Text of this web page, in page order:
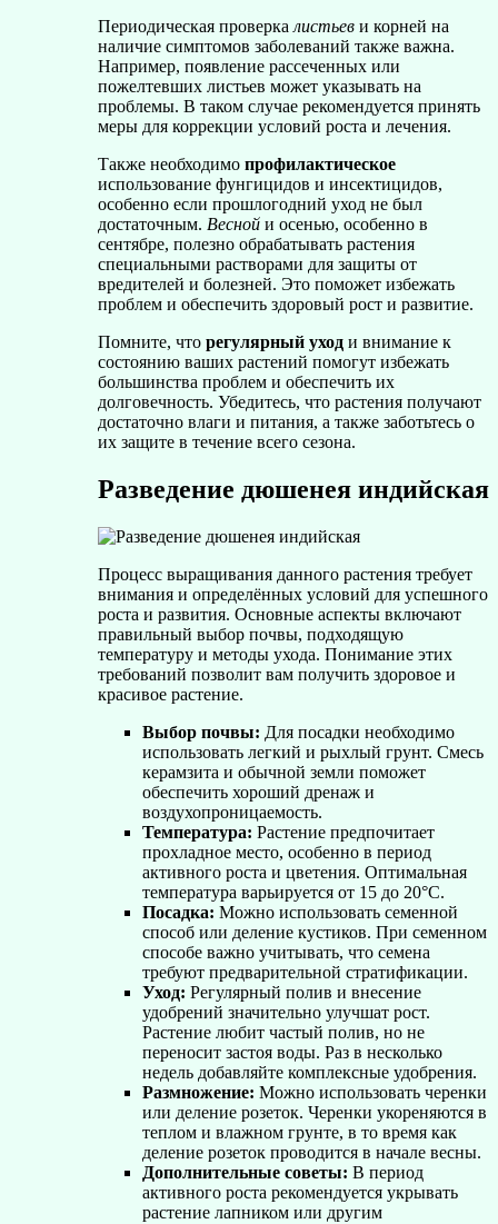
Периодическая проверкалистьев и корней на
наличие симптомов заболеваний также важна.
Например, появление рассеченных или
пожелтевших листьев может указывать на
проблемы. В таком случае рекомендуется принять
меры для коррекции условий роста и лечения.
Также необходимо профилактическое
использование фунгицидов и инсектицидов,
особенно если прошлогодний уход не был
достаточным. Весной и осенью, особенно в
сентябре, полезно обрабатывать растения
специальными растворами для защиты от
вредителей и болезней. Это поможет избежать
проблем и обеспечить здоровый рост и развитие.
Помните, что регулярный уход и внимание к
состоянию ваших растений помогут избежать
большинства проблем и обеспечить их
долговечность. Убедитесь, что растения получают
достаточно влаги и питания, а также заботьтесь о
их защите в течение всего сезона.
Разведение дюшенея индийская
Процесс выращивания данного растения требует
внимания и определённых условий для успешного
роста и развития. Основные аспекты включают
правильный выбор почвы, подходящую
температуру и методы ухода. Понимание этих
требований позволит вам получить здоровое и
красивое растение.
Выбор почвы: Для посадки необходимо
использовать легкий и рыхлый грунт. Смесь
керамзита и обычной земли поможет
обеспечить хороший дренаж и
воздухопроницаемость.
Температура: Растение предпочитает
прохладное место, особенно в период
активного роста и цветения. Оптимальная
температура варьируется от 15 до 20°C.
Посадка: Можно использовать семенной
способ или деление кустиков. При семенном
способе важно учитывать, что семена
требуют предварительной стратификации.
Уход: Регулярный полив и внесение
удобрений значительно улучшат рост.
Растение любит частый полив, но не
переносит застоя воды. Раз в несколько
недель добавляйте комплексные удобрения.
Размножение: Можно использовать черенки
или деление розеток. Черенки укореняются в
теплом и влажном грунте, в то время как
деление розеток проводится в начале весны.
Дополнительные советы: В период
активного роста рекомендуется укрывать
растение лапником или другим